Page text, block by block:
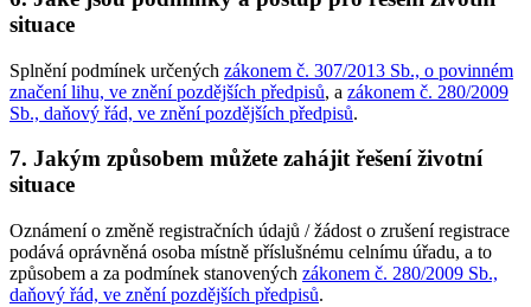
situace
Splnění podmínek určených zákonem č. 307/2013 Sb., o povinném
značení lihu, ve znění pozdějších předpisů, a zákonem č. 280/2009
Sb., daňový řád, ve znění pozdějších předpisů.
7. Jakým způsobem můžete zahájit řešení životní
situace
Oznámení o změně registračních údajů / žádost o zrušení registrace
podává oprávněná osoba místně příslušnému celnímu úřadu, a to
způsobem a za podmínek stanovených zákonem č. 280/2009 Sb.,
daňový řád, ve znění pozdějších předpisů.